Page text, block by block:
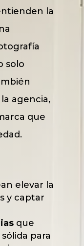
la
solo
agencia,
que
elevar la
y captar
que
para